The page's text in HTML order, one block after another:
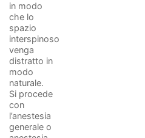
in modo
che lo
spazio
interspinoso
venga
distratto in
modo
naturale.
Si procede
con
l’anestesia
generale o